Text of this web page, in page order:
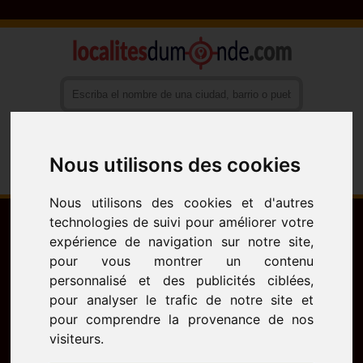
Nous utilisons des cookies
Nous utilisons des cookies et d'autres
technologies de suivi pour améliorer votre
expérience de navigation sur notre site,
pour vous montrer un contenu
personnalisé et des publicités ciblées,
pour analyser le trafic de notre site et
pour comprendre la provenance de nos
visiteurs.